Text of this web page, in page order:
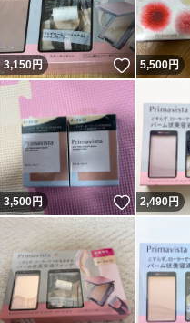
3,150円 いいね！
5,500円
3,500円 いいね！
2,490円